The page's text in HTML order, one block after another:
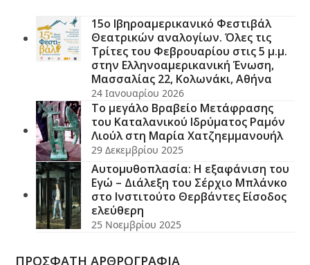
15ο Ιβηροαμερικανικό Φεστιβάλ
Θεατρικών αναλογίων. Όλες τις
Τρίτες του Φεβρουαρίου στις 5 μ.μ.
στην Ελληνοαμερικανική Ένωση,
Μασσαλίας 22, Κολωνάκι, Αθήνα
24 Ιανουαρίου 2026
Το μεγάλο Βραβείο Μετάφρασης
του Καταλανικού Ιδρύματος Ραμόν
Λιούλ στη Μαρία Χατζηεμμανουήλ
29 Δεκεμβρίου 2025
Αυτομυθοπλασία: Η εξαφάνιση του
Εγώ – Διάλεξη του Σέρχιο Μπλάνκο
στο Ινστιτούτο Θερβάντες Είσοδος
ελεύθερη
25 Νοεμβρίου 2025
ΠΡΟΣΦΑΤΗ ΑΡΘΡΟΓΡΑΦΙΑ